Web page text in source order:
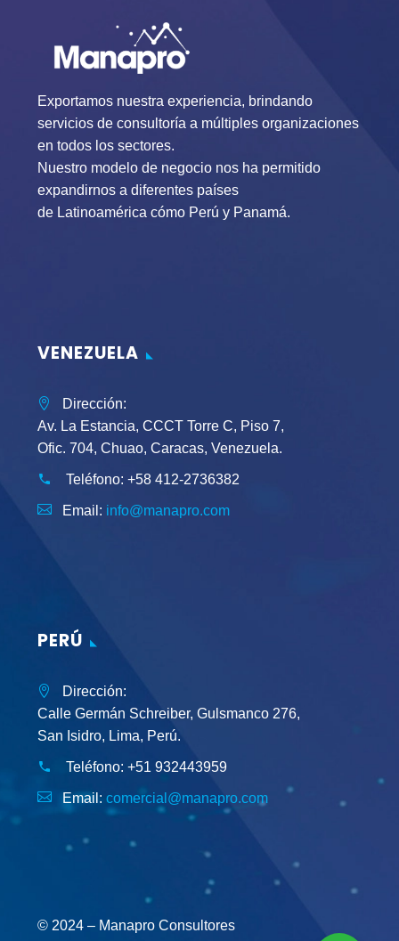
Exportamos nuestra experiencia, brindando
servicios de consultoría a múltiples organizaciones
en todos los sectores.
Nuestro modelo de negocio nos ha permitido
expandirnos a diferentes países
de Latinoamérica cómo Perú y Panamá.
VENEZUELA
Dirección:
Av. La Estancia, CCCT Torre C, Piso 7,
Ofic. 704, Chuao, Caracas, Venezuela.
Teléfono: +58 412-2736382
Email: info@manapro.com
PERÚ
Dirección:
Calle Germán Schreiber, Gulsmanco 276,
San Isidro, Lima, Perú.
Teléfono: +51 932443959
Email: comercial@manapro.com
© 2024 – Manapro Consultores